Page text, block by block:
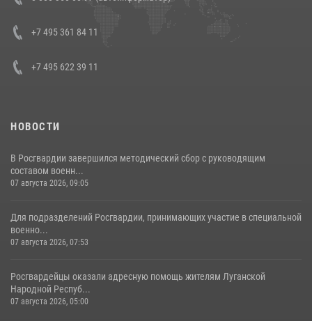
+7 495 361 84 11
+7 495 622 39 11
НОВОСТИ
В Росгвардии завершился методический сбор с руководящим
составом военн...
07 августа 2026, 09:05
Для подразделений Росгвардии, принимающих участие в специальной
военно...
07 августа 2026, 07:53
Росгвардейцы оказали адресную помощь жителям Луганской
Народной Респуб...
07 августа 2026, 05:00